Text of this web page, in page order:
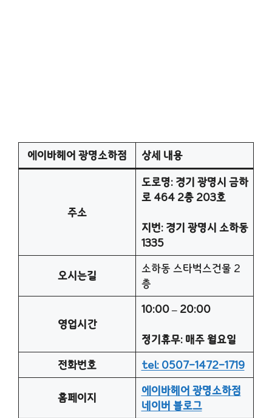
에이바헤어 광명소하점 상세 내용
주소
도로명: 경기 광명시 금하
로 464 2층 203호
지번: 경기 광명시 소하동
1335
오시는길
소하동 스타벅스건물 2
층
영업시간
10:00 – 20:00
정기휴무: 매주 월요일
전화번호
tel: 0507-1472-1719
홈페이지
에이바헤어 광명소하점
네이버 블로그